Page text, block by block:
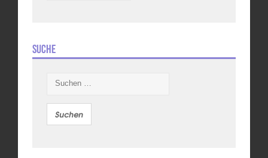
Suche
nach: